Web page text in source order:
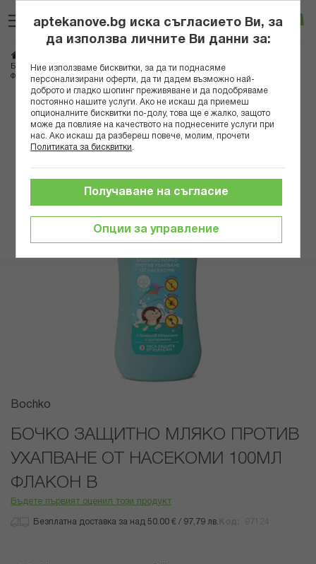
към
съдържанието
Вход
БОЧКО ЗАЩИТНО МЛЯКО ПРОТИВ УХАПВАНЕ ОТ НАСЕКОМИ 100МЛ
ФЛАКОН В
Преминете
края
галерията
изображенията
Преминете
началото
галерия
със
снимки
Bochko
БОЧКО ЗАЩИТНО МЛЯКО ПРОТИВ
УХАПВАНЕ ОТ НАСЕКОМИ 100МЛ
ФЛАКОН В
Бъдете първият оценил този продукт
Безплатна доставка за над 50.00 € / 97,79 лв.
aptekanove.bg иска съгласието Ви, за
да използва личните Ви данни за:
Ние използваме бисквитки, за да ти поднасяме
персонализирани оферти, да ти дадем възможно най-
доброто и гладко шопинг преживяване и да подобряваме
постоянно нашите услуги. Ако не искаш да приемеш
опционалните бисквитки по-долу, това ще е жалко, защото
може да повлияе на качеството на поднесените услуги при
нас. Ако искаш да разбереш повече, молим, прочети
Политиката за бисквитки
Опции за управление
Получаване на съгласие